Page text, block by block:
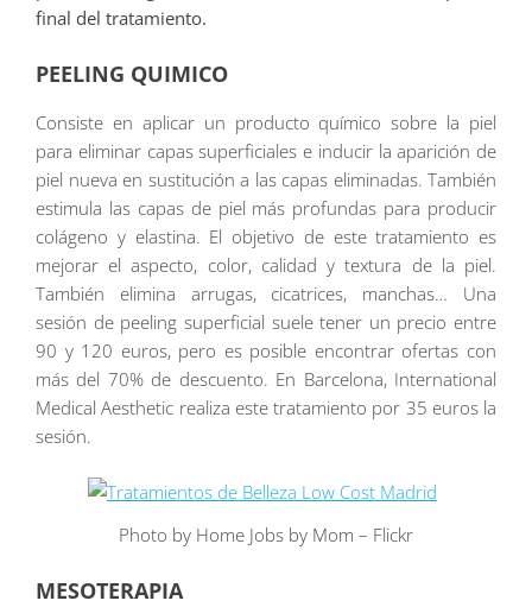
final del tratamiento.
PEELING QUIMICO
Consiste en aplicar un producto químico sobre la piel
para eliminar capas superficiales e inducir la aparición de
piel nueva en sustitución a las capas eliminadas. También
estimula las capas de piel más profundas para producir
colágeno y elastina. El objetivo de este tratamiento es
mejorar el aspecto, color, calidad y textura de la piel.
También elimina arrugas, cicatrices, manchas… Una
sesión de peeling superficial suele tener un precio entre
90 y 120 euros, pero es posible encontrar ofertas con
más del 70% de descuento. En Barcelona, International
Medical Aesthetic realiza este tratamiento por 35 euros la
sesión.
Photo by Home Jobs by Mom – Flickr
MESOTERAPIA